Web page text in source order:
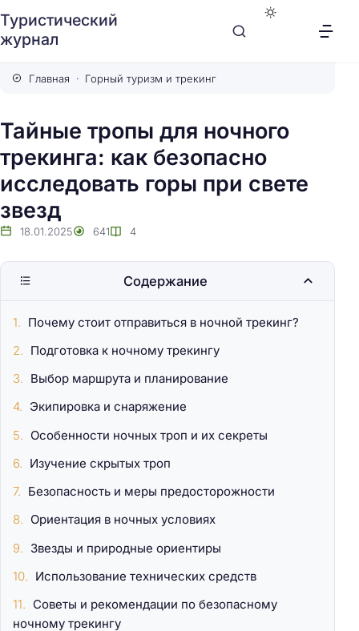
Туристический
журнал
Главная Горный туризм и трекинг
Тайные тропы для ночного
трекинга: как безопасно
исследовать горы при свете
звезд
18.01.2025 641 4
Содержание
Почему стоит отправиться в ночной трекинг?
Подготовка к ночному трекингу
Выбор маршрута и планирование
Экипировка и снаряжение
Особенности ночных троп и их секреты
Изучение скрытых троп
Безопасность и меры предосторожности
Ориентация в ночных условиях
Звезды и природные ориентиры
Использование технических средств
Советы и рекомендации по безопасному
ночному трекингу